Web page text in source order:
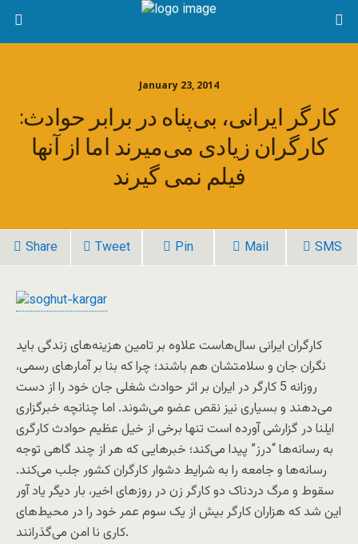
January 23, 2014
کارگر ایرانی، بی‌پناه در برابر حوادث:
کارگران زیادی می‌میرند اما از آنها
فیلم نمی گیرند
Share Tweet Pin Mail SMS
کارگران ایرانی سال‌هاست علاوه بر تامین هزینه‌های زندگی باید
نگران جان و سلامتشان هم باشند؛ چرا که بنا بر آمارهای رسمی،
روزانه 5 کارگر در ایران بر اثر حوادث شغلی جان خود را از دست
می‌دهند و بسیاری نیز نقص عضو می‌شوند. اما چنانچه خبرگزاری
ایلنا در گزارشی آورده است تنها برخی از خیل عظیم حوادث کارگری
به رسانه‌ها “درز” پیدا می‌کند؛ خبرهایی که هر از چند گاهی توجه
رسانه‌ها و جامعه را به شرایط دشوار کارگران کشور جلب می‌کند.
سقوط و مرگ دردناک دو کارگر زن در روزهای اخیر، بار دیگر یاد آور
این شد که هزاران کارگر بیش از یک سوم عمر خود را در محیط‌های
کاری نا امن می‌گذرانند.